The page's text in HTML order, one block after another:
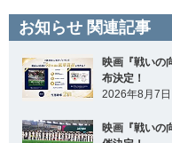
お知らせ 関連記事
映画『戦いの
布決定！
2026年8月7日
映画『戦いの